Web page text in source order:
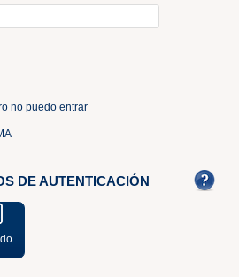
no puedo entrar
DE AUTENTICACIÓN